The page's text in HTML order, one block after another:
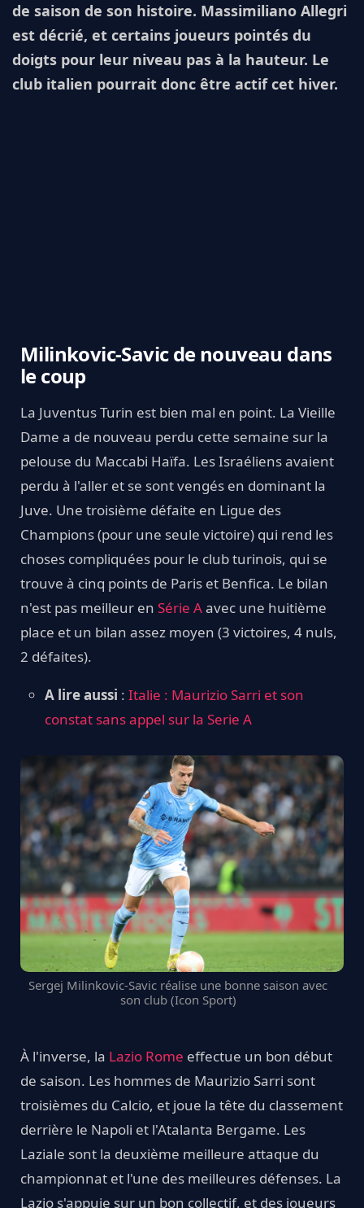
de saison de son histoire. Massimiliano Allegri
est décrié, et certains joueurs pointés du
doigts pour leur niveau pas à la hauteur. Le
club italien pourrait donc être actif cet hiver.
Milinkovic-Savic de nouveau dans
le coup
La Juventus Turin est bien mal en point. La Vieille
Dame a de nouveau perdu cette semaine sur la
pelouse du Maccabi Haïfa. Les Israéliens avaient
perdu à l'aller et se sont vengés en dominant la
Juve. Une troisième défaite en Ligue des
Champions (pour une seule victoire) qui rend les
choses compliquées pour le club turinois, qui se
trouve à cinq points de Paris et Benfica. Le bilan
n'est pas meilleur en Série Aavec une huitième
place et un bilan assez moyen (3 victoires, 4 nuls,
2 défaites).
A lire aussi : Italie : Maurizio Sarri et son
constat sans appel sur la Serie A
Sergej Milinkovic-Savic réalise une bonne saison avec
son club (Icon Sport)
À l'inverse, la Lazio Rome effectue un bon début
de saison. Les hommes de Maurizio Sarri sont
troisièmes du Calcio, et joue la tête du classement
derrière le Napoli et l'Atalanta Bergame. Les
Laziale sont la deuxième meilleure attaque du
championnat et l'une des meilleures défenses. La
Lazio s'appuie sur un bon collectif, et des joueurs